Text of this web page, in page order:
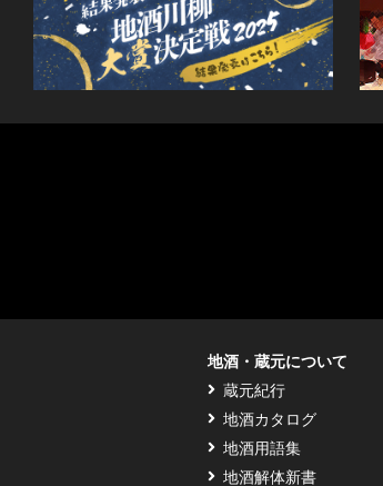
地酒・蔵元について
蔵元紀行
地酒カタログ
地酒用語集
地酒解体新書